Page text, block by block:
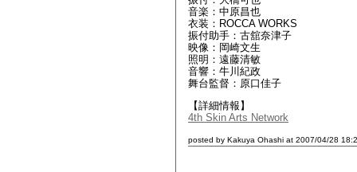
音楽：中原昌也
衣装：ROCCA WORKS
振付助手：古舘奈津子
映像：岡崎文生
照明：遠藤清敏
音響：牛川紀政
舞台監督：原口佳子
【詳細情報】
4th Skin Arts Network
posted by Kakuya Ohashi at 2007/04/28